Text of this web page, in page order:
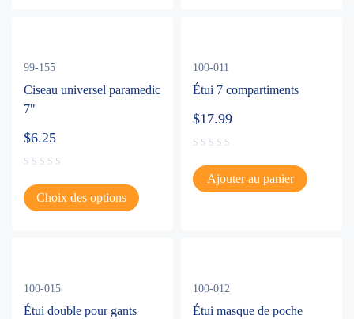
99-155
Ciseau universel paramedic
7"
$6.25
Choix des options
100-011
Étui 7 compartiments
$17.99
Ajouter au panier
100-015
Étui double pour gants
100-012
Étui masque de poche